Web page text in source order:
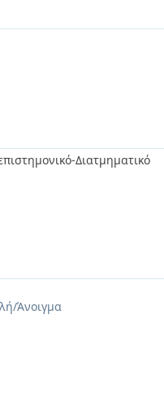
Άνοιγμα